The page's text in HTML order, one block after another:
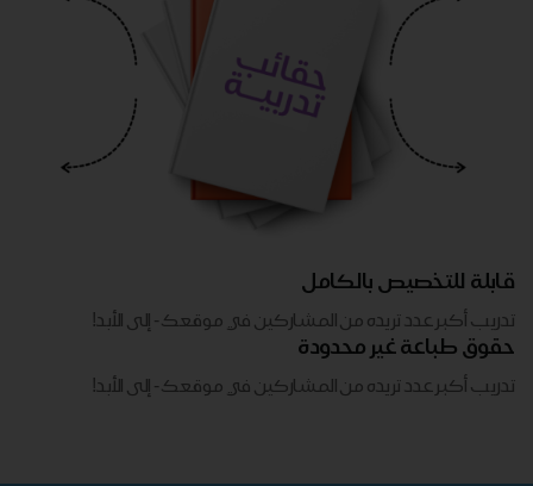
قابلة للتخصيص بالكامل
تدريب أكبر عدد تريده من المشاركين في موقعك - ​​إلى الأبد!
حقوق طباعة غير محدودة
تدريب أكبر عدد تريده من المشاركين في موقعك - ​​إلى الأبد!